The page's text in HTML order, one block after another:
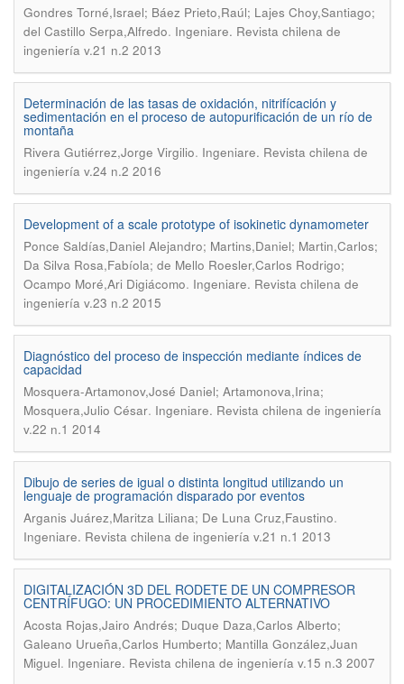
Gondres Torné,Israel; Báez Prieto,Raúl; Lajes Choy,Santiago;
del Castillo Serpa,Alfredo. Ingeniare. Revista chilena de
ingeniería v.21 n.2 2013
Determinación de las tasas de oxidación, nitrifícación y
sedimentación en el proceso de autopurificación de un río de
montaña
Rivera Gutiérrez,Jorge Virgilio. Ingeniare. Revista chilena de
ingeniería v.24 n.2 2016
Development of a scale prototype of isokinetic dynamometer
Ponce Saldías,Daniel Alejandro; Martins,Daniel; Martin,Carlos;
Da Silva Rosa,Fabíola; de Mello Roesler,Carlos Rodrigo;
Ocampo Moré,Ari Digiácomo. Ingeniare. Revista chilena de
ingeniería v.23 n.2 2015
Diagnóstico del proceso de inspección mediante índices de
capacidad
Mosquera-Artamonov,José Daniel; Artamonova,Irina;
Mosquera,Julio César. Ingeniare. Revista chilena de ingeniería
v.22 n.1 2014
Dibujo de series de igual o distinta longitud utilizando un
lenguaje de programación disparado por eventos
Arganis Juárez,Maritza Liliana; De Luna Cruz,Faustino.
Ingeniare. Revista chilena de ingeniería v.21 n.1 2013
DIGITALIZACIÓN 3D DEL RODETE DE UN COMPRESOR
CENTRÍFUGO: UN PROCEDIMIENTO ALTERNATIVO
Acosta Rojas,Jairo Andrés; Duque Daza,Carlos Alberto;
Galeano Urueña,Carlos Humberto; Mantilla González,Juan
Miguel. Ingeniare. Revista chilena de ingeniería v.15 n.3 2007